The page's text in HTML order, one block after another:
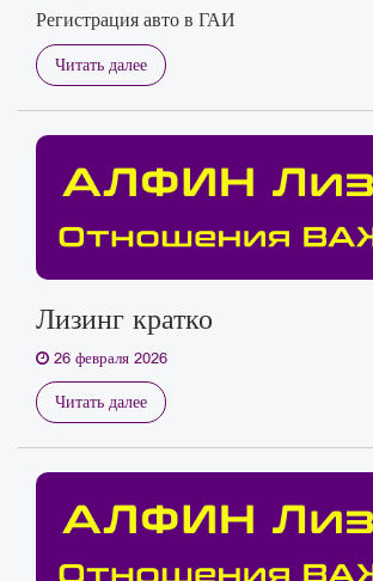
Регистрация авто в ГАИ
Читать далее
Лизинг кратко
26 февраля 2026
Читать далее